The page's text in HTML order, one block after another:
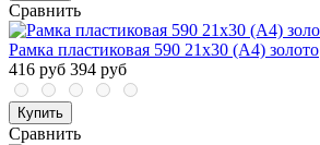
Сравнить
Рамка пластиковая 590 21x30 (A4) золото
416 руб 394 руб
Купить
Сравнить